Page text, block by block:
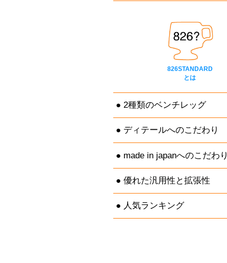
826STANDARD
とは
2種類のベンチレッグ
ディテールへのこだわり
made in japanへのこだわり
優れた汎用性と拡張性
人気ランキング